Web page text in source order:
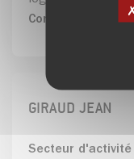
Commune :
GIRAUD JEAN
Secteur d'activité